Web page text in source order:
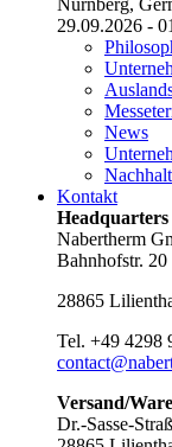
29.09.2026 -
News
Kontakt
Headquarters
Nabertherm
Bahnhofstr. 20
28865
Tel. +49 4298
Versand/
Dr.-Sasse-